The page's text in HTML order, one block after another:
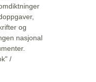
og
nasjonal
/